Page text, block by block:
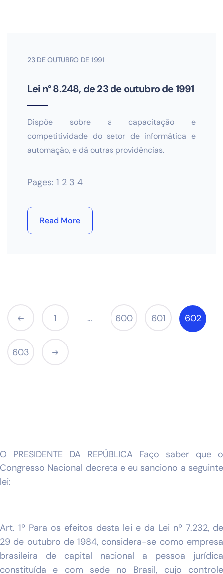
23 DE OUTUBRO DE 1991
Lei n° 8.248, de 23 de outubro de 1991
Dispõe sobre a capacitação e
competitividade do setor de informática e
automação, e dá outras providências.
Pages: 1 2 3 4
Read More
1 … 600 601 602
603
O PRESIDENTE DA REPÚBLICA Faço saber que o
Congresso Nacional decreta e eu sanciono a seguinte
lei:
Art. 1º Para os efeitos desta lei e da Lei nº 7.232, de
29 de outubro de 1984, considera-se como empresa
brasileira de capital nacional a pessoa jurídica
constituída e com sede no Brasil, cujo controle